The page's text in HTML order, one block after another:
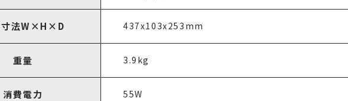
寸法W×H×D 437x103x253mm
重量 3.9kg
消費電力 55W